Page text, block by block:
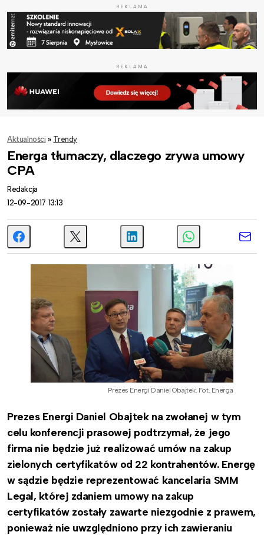
REKLAMA
REKLAMA
Aktualności » Trendy
Energa tłumaczy, dlaczego zrywa umowy
CPA
Redakcja
12-09-2017 13:13
Prezes Energi Daniel Obajtek. Fot. Energa
Prezes Energi Daniel Obajtek na zwołanej w tym
celu konferencji prasowej podtrzymał, że jego
firma nie będzie już realizować umów na zakup
zielonych certyfikatów od 22 kontrahentów. Energę
w sądzie będzie reprezentować kancelaria SMM
Legal, której zdaniem umowy na zakup
certyfikatów zostały zawarte niezgodnie z prawem,
ponieważ nie uwzględniono przy ich zawieraniu